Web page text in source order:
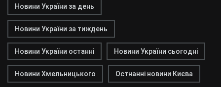
Новини України за день
Новини України за тиждень
Новини України останні Новини України сьогодні
Новини Хмельницького Остнанні новини Києва